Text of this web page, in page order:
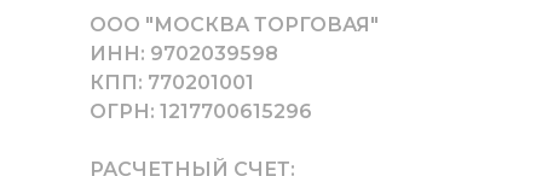
ООО "МОСКВА ТОРГОВАЯ"
ИНН: 9702039598
КПП: 770201001
ОГРН: 1217700615296
РАСЧЕТНЫЙ СЧЕТ: